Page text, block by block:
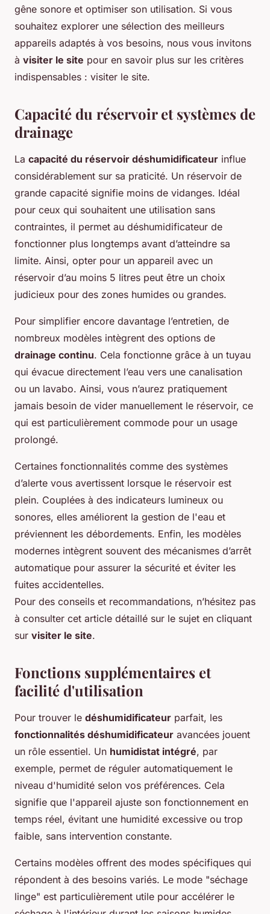
gêne sonore et optimiser son utilisation. Si vous
souhaitez explorer une sélection des meilleurs
appareils adaptés à vos besoins, nous vous invitons
à visiter le site pour en savoir plus sur les critères
indispensables : visiter le site.
Capacité du réservoir et systèmes de
drainage
La capacité du réservoir déshumidificateur influe
considérablement sur sa praticité. Un réservoir de
grande capacité signifie moins de vidanges. Idéal
pour ceux qui souhaitent une utilisation sans
contraintes, il permet au déshumidificateur de
fonctionner plus longtemps avant d’atteindre sa
limite. Ainsi, opter pour un appareil avec un
réservoir d’au moins 5 litres peut être un choix
judicieux pour des zones humides ou grandes.
Pour simplifier encore davantage l’entretien, de
nombreux modèles intègrent des options de
drainage continu. Cela fonctionne grâce à un tuyau
qui évacue directement l’eau vers une canalisation
ou un lavabo. Ainsi, vous n’aurez pratiquement
jamais besoin de vider manuellement le réservoir, ce
qui est particulièrement commode pour un usage
prolongé.
Certaines fonctionnalités comme des systèmes
d’alerte vous avertissent lorsque le réservoir est
plein. Couplées à des indicateurs lumineux ou
sonores, elles améliorent la gestion de l'eau et
préviennent les débordements. Enfin, les modèles
modernes intègrent souvent des mécanismes d’arrêt
automatique pour assurer la sécurité et éviter les
fuites accidentelles.
Pour des conseils et recommandations, n’hésitez pas
à consulter cet article détaillé sur le sujet en cliquant
sur visiter le site.
Fonctions supplémentaires et
facilité d'utilisation
Pour trouver le déshumidificateur parfait, les
fonctionnalités déshumidificateur avancées jouent
un rôle essentiel. Un humidistat intégré, par
exemple, permet de réguler automatiquement le
niveau d'humidité selon vos préférences. Cela
signifie que l'appareil ajuste son fonctionnement en
temps réel, évitant une humidité excessive ou trop
faible, sans intervention constante.
Certains modèles offrent des modes spécifiques qui
répondent à des besoins variés. Le mode "séchage
linge" est particulièrement utile pour accélérer le